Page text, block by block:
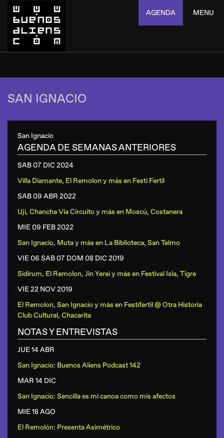
AGENDA MENU
SAN IGNACIO
San Ignacio
AGENDA DE SEMANAS ANTERIORES
SAB 07 DIC 2024
Villa Diamante, El Remolon y más en Festi Fertil
SAB 09 ABR 2022
Uji, Chancha Via Circuito y más en Moscú, Costanera
MIE 09 FEB2022
San Ignacio, Muta y más en La Biblioteca, San Telmo
VIE 06 SAB 07 DOM 08 DIC 2019
Sidirum, El Remolon, Jin Yerei y más en Festival Isla, Tigre
VIE 22 NOV2019
El Remolon, San Ignacio y más en Festifertil @ Otra Historia
Club Cultural, Chacarita
NOTAS Y ENTREVISTAS
JUE 14 ABR
San Ignacio: Buenos Aliens Podcast 142
MAR 14 DIC
San Ignacio: Sencilla es mi canoa como mis afectos
MIE 18 AGO
El Remolón: Presenta Asimétrico